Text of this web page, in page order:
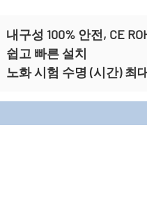
내구성 100% 안전, CE
쉽고 빠른 설치
노화 시험 수명 (시간) 최